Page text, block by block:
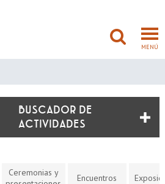
MENÚ
FACULTAD
PREGRADO
BUSCADOR DE
ACTIVIDADES
Ceremonias y
Encuentros